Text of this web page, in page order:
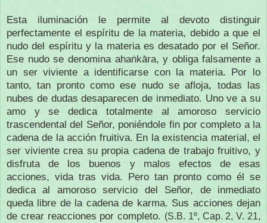
Esta iluminación le permite al devoto distinguir
perfectamente el espíritu de la materia, debido a que el
nudo del espíritu y la materia es desatado por el Señor.
Ese nudo se denomina ahaṅkāra, y obliga falsamente a
un ser viviente a identificarse con la materia. Por lo
tanto, tan pronto como ese nudo se afloja, todas las
nubes de dudas desaparecen de inmediato. Uno ve a su
amo y se dedica totalmente al amoroso servicio
trascendental del Señor, poniéndole fin por completo a la
cadena de la acción fruitiva. En la existencia material, el
ser viviente crea su propia cadena de trabajo fruitivo, y
disfruta de los buenos y malos efectos de esas
acciones, vida tras vida. Pero tan pronto como él se
dedica al amoroso servicio del Señor, de inmediato
queda libre de la cadena de karma. Sus acciones dejan
de crear reacciones por completo. (S.B. 1º, Cap. 2, V. 21,